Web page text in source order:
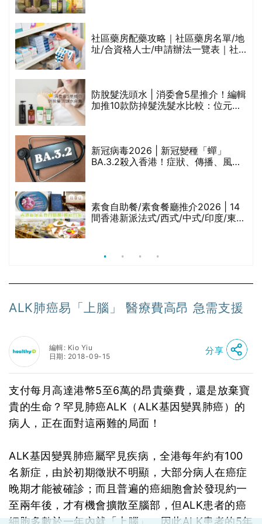
社區藥房配藥攻略｜社區藥房名單/地
址/合資格人士/申請辦法一覽表｜社
防脫髮洗頭水 | 消委會5星推介！編輯
加推10款防掉髮洗髮水比較：位元
新冠病毒2026 | 新冠變種「蟬」
BA.3.2殺入香港！症狀、傳播、風險
素食自助餐/素食餐廳推介2026 | 14
間香港新派法式/西式/中式/印度/東南
ALK肺癌易「上腦」 醫療費高昂 急需支援
編輯: Kio Yiu
日期: 2018-09-15
分享
支付每月高達港幣5至6萬的昂貴藥費，還是放棄寶
貴的生命？罕見肺癌ALK（ALK基因變異肺癌）的
病人，正在面對這兩難的局面！
ALK基因變異肺癌屬罕見疾病，全港每年約有100
名新症，由於初期徵狀不明顯，大部分病人在癌症
晚期才能被確診；而且普遍的癌細胞會於發現約一
至兩年後，才有機會擴散至腦部，但ALK患者的癌